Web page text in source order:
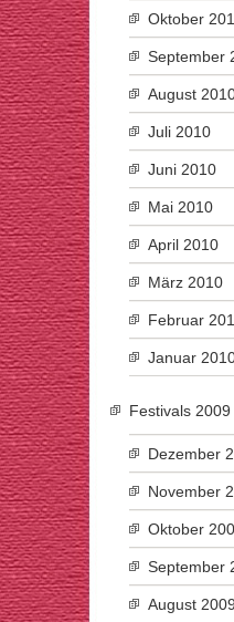
Oktober
September
August
Juli 2010
Juni 2010
Mai 2010
April 2010
März 2010
Februar
Januar
Festivals 2009
Dezember
November
Oktober
September
August 2009